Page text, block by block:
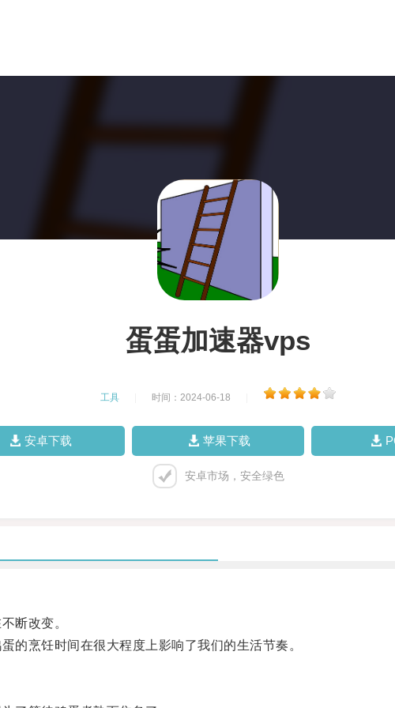
蛋蛋加速器vps
工具 时间：2024-06-18
安卓下载 苹果下载
安卓市场，安全绿色
断改变。
烹饪时间在很大程度上影响了我们的生活节奏。